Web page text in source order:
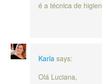
é a técnica de
Karla says:
Olá Luciana,